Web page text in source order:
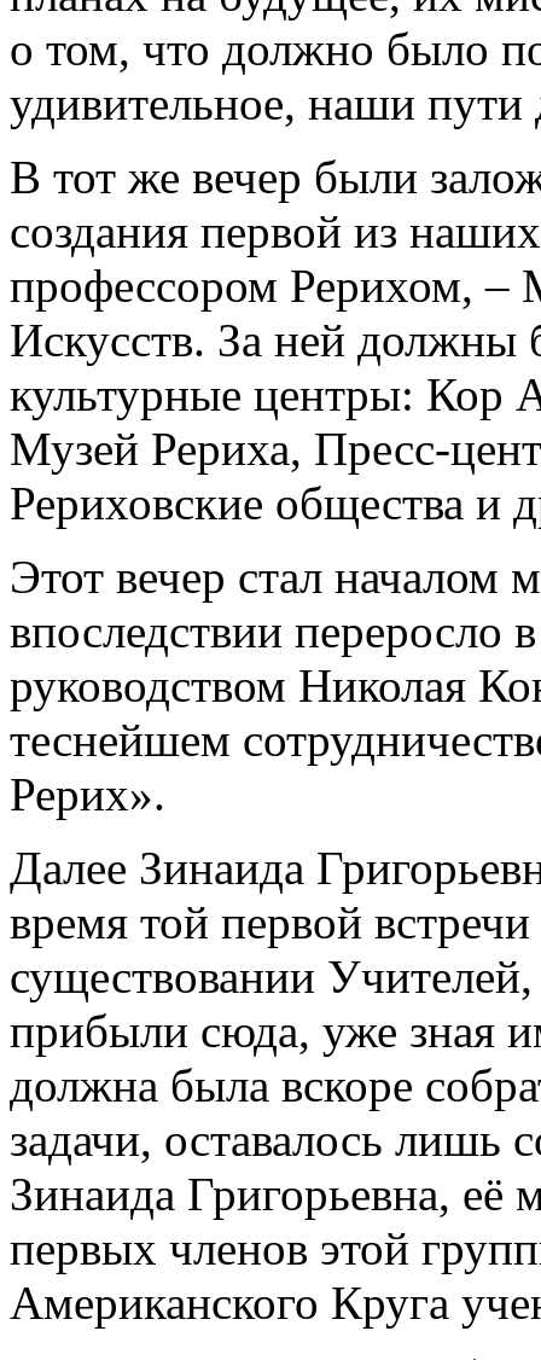
о том, что должно было
удивительное, наши
В тот же вечер были
создания первой из
профессором Рерихом,
Искусств. За ней должны
культурные центры: Кор
Музей Рериха, Пресс-
Рериховские общества и
Этот вечер стал началом
впоследствии переросло
руководством Николая
теснейшем
Рерих».
Далее Зинаида
время той первой
существовании
прибыли сюда, уже зная
должна была вскоре
задачи, оставалось лишь
Зинаида Григорьевна, её
первых членов этой
Американского Круга